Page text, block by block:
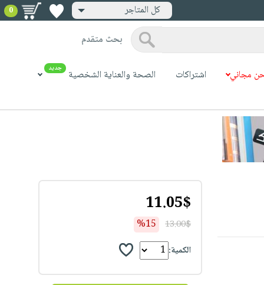
كل المتاجر 0
بحث متقدم
مجاني اشتراكات الصحة والعناية الشخصية جديد
11.05$
13.00$
%15
الكمية: